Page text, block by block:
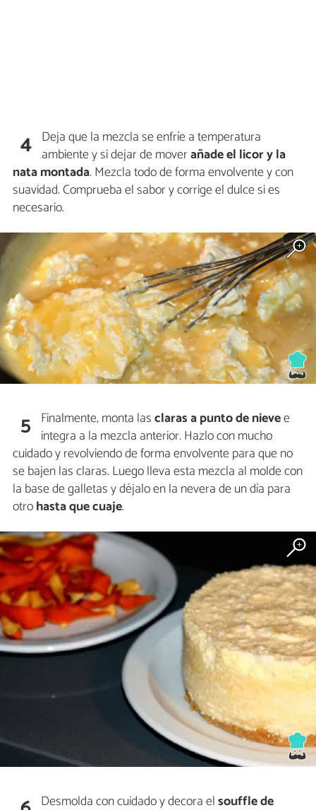
4 Deja que la mezcla se enfríe a temperatura
ambiente y si dejar de moverañade el licor y la
nata montada. Mezcla todo de forma envolvente y con
suavidad. Comprueba el sabor y corrige el dulce si es
necesario.
5 Finalmente, monta lasclaras a punto de nievee
integra a la mezcla anterior. Hazlo con mucho
cuidado y revolviendo de forma envolvente para que no
se bajen las claras. Luego lleva esta mezcla al molde con
la base de galletas y déjalo en la nevera de un día para
otrohasta que cuaje.
Desmolda con cuidado y decora elsouffle de